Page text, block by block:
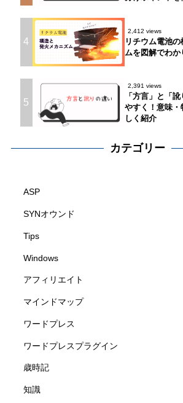
4
2,412 views
リチウム電池
ムを図解でわか
5
2,391 views
「方言」と「
やすく！意味・
しく紹介
カテゴリー
ASP
SYNオウンド
Tips
Windows
アフィリエイト
マインドマップ
ワードプレス
ワードプレスプラグイン
歳時記
知識